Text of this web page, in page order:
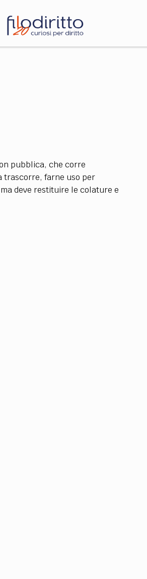
INNOVAZIONE
informatiche,
Ingegneria
pubblica, che corre
trascorre, farne uso per
deve restituire le colature e